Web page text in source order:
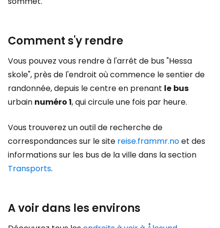
Comment s'y rendre
Vous pouvez vous rendre à l'arrêt de bus "Hessa
skole", près de l'endroit où commence le sentier de
randonnée, depuis le centre en prenant le bus
urbain numéro 1, qui circule une fois par heure.
Vous trouverez un outil de recherche de
correspondances sur le site reise.frammr.noet des
informations sur les bus de la ville dans la section
Transports.
A voir dans les environs